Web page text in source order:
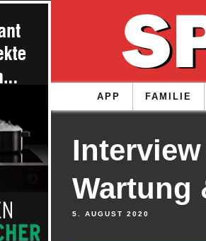
APP FAMILIE
Wartung
5. AUGUST 2020